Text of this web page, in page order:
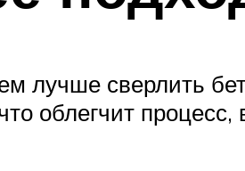
лучше сверлить
облегчит